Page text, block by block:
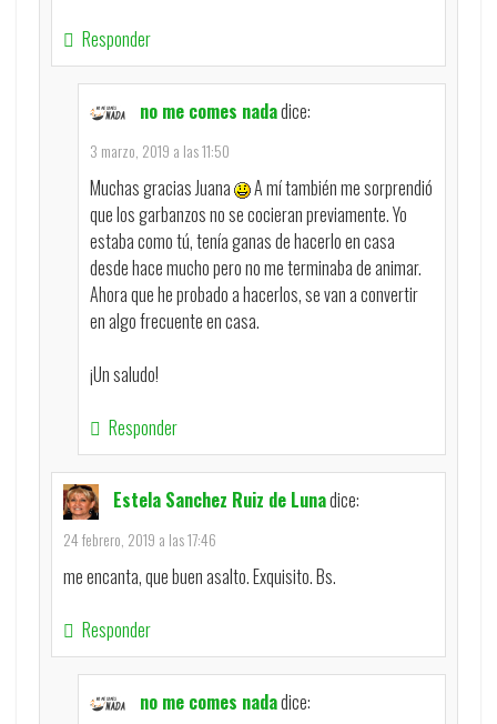
Responder
no me comes nadadice:
3 marzo, 2019 a las 11:50
Muchas gracias Juana
A mí también me sorprendió
que los garbanzos no se cocieran previamente. Yo
estaba como tú, tenía ganas de hacerlo en casa
desde hace mucho pero no me terminaba de animar.
Ahora que he probado a hacerlos, se van a convertir
en algo frecuente en casa.
¡Un saludo!
Responder
Estela Sanchez Ruiz de Lunadice:
24 febrero, 2019 a las 17:46
me encanta, que buen asalto. Exquisito. Bs.
Responder
no me comes nadadice: